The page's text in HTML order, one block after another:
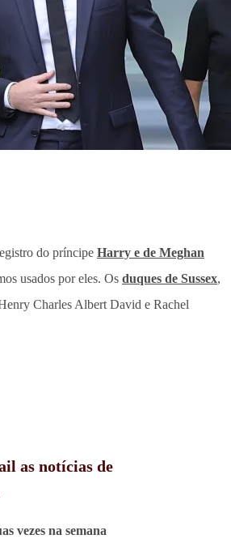
do príncipe Harry e de Meghan
usados por eles. Os duques de Sussex,
Charles Albert David e Rachel
as notícias de
vezes na semana